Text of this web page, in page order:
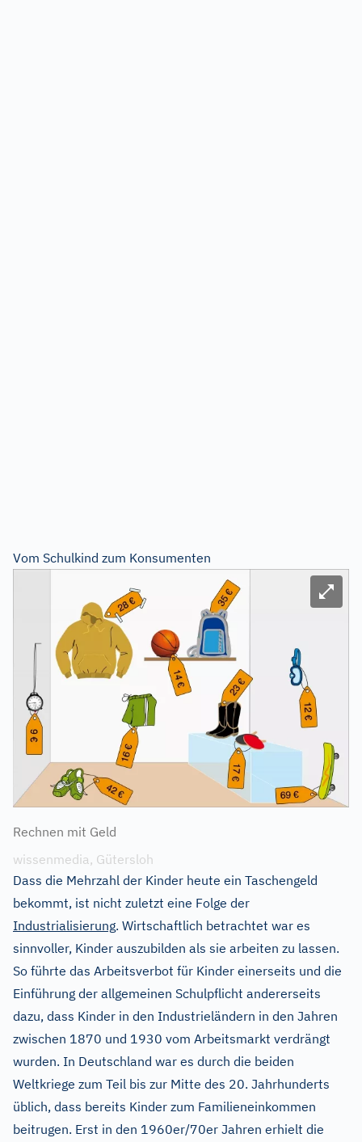
Vom Schulkind zum Konsumenten
Bild
Rechnen mit Geld
wissenmedia, Gütersloh
Dass die Mehrzahl der Kinder heute ein Taschengeld
bekommt, ist nicht zuletzt eine Folge der
Industrialisierung. Wirtschaftlich betrachtet war es
sinnvoller, Kinder auszubilden als sie arbeiten zu lassen.
So führte das Arbeitsverbot für Kinder einerseits und die
Einführung der allgemeinen Schulpflicht andererseits
dazu, dass Kinder in den Industrieländern in den Jahren
zwischen 1870 und 1930 vom Arbeitsmarkt verdrängt
wurden. In Deutschland war es durch die beiden
Weltkriege zum Teil bis zur Mitte des 20. Jahrhunderts
üblich, dass bereits Kinder zum Familieneinkommen
beitrugen. Erst in den 1960er/70er Jahren erhielt die